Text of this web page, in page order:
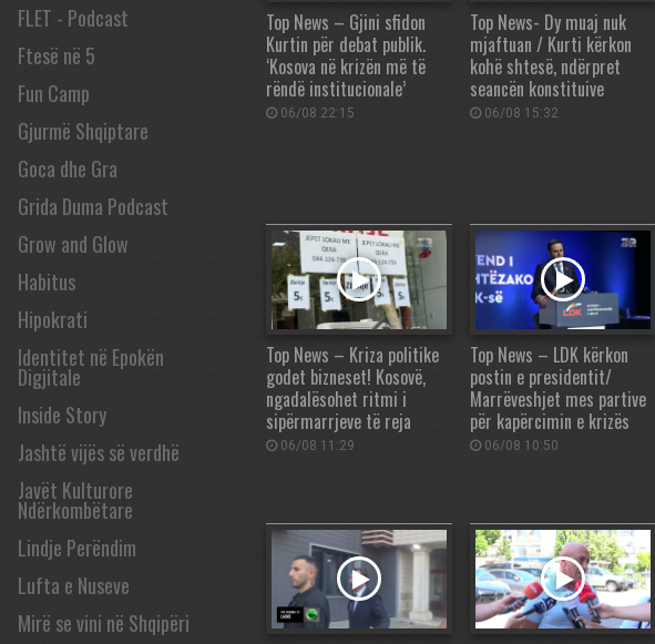
FLET - Podcast
Ftesë në 5
Fun Camp
Gjurmë Shqiptare
Goca dhe Gra
Grida Duma Podcast
Grow and Glow
Habitus
Hipokrati
Identitet në Epokën
Digjitale
Inside Story
Jashtë vijës së verdhë
Javët Kulturore
Ndërkombëtare
Lindje Perëndim
Lufta e Nuseve
Mirë se vini në Shqipëri
Top News – Gjini sfidon
Kurtin për debat publik.
‘Kosova në krizën më të
rëndë institucionale’
06/08 22:15
Top News- Dy muaj nuk
mjaftuan / Kurti kërkon
kohë shtesë, ndërpret
seancën konstituive
06/08 15:32
Top News – Kriza politike
godet bizneset! Kosovë,
ngadalësohet ritmi i
sipërmarrjeve të reja
06/08 11:29
Top News – LDK kërkon
postin e presidentit/
Marrëveshjet mes partive
për kapërcimin e krizës
06/08 10:50